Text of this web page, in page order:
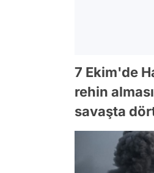
7 Ekim'de
rehin
savaşta